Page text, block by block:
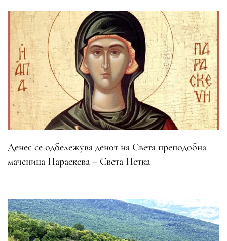
Денес се одбележува денот на Света преподобна
маченица Параскева – Света Петка